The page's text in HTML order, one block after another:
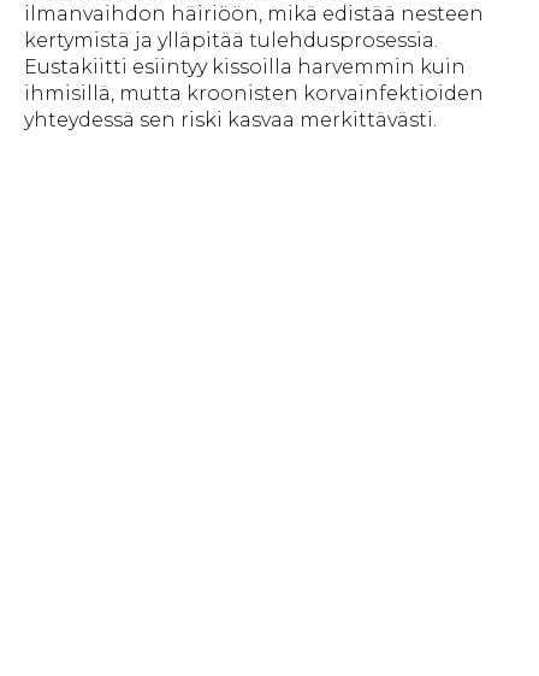
ilmanvaihdon häiriöön, mikä edistää nesteen
kertymistä ja ylläpitää tulehdusprosessia.
Eustakiitti esiintyy kissoilla harvemmin kuin
ihmisillä, mutta kroonisten korvainfektioiden
yhteydessä sen riski kasvaa merkittävästi.